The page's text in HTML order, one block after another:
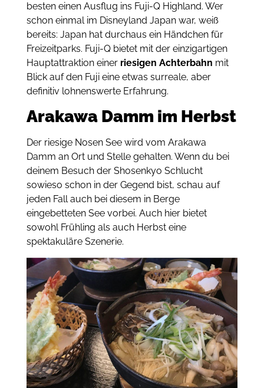
besten einen Ausflug ins Fuji-Q Highland. Wer
schon einmal im Disneyland Japan war, weiß
bereits: Japan hat durchaus ein Händchen für
Freizeitparks. Fuji-Q bietet mit der einzigartigen
Hauptattraktion einer riesigen Achterbahn mit
Blick auf den Fuji eine etwas surreale, aber
definitiv lohnenswerte Erfahrung.
Arakawa Damm im Herbst
Der riesige Nosen See wird vom Arakawa
Damm an Ort und Stelle gehalten. Wenn du bei
deinem Besuch der Shosenkyo Schlucht
sowieso schon in der Gegend bist, schau auf
jeden Fall auch bei diesem in Berge
eingebetteten See vorbei. Auch hier bietet
sowohl Frühling als auch Herbst eine
spektakuläre Szenerie.